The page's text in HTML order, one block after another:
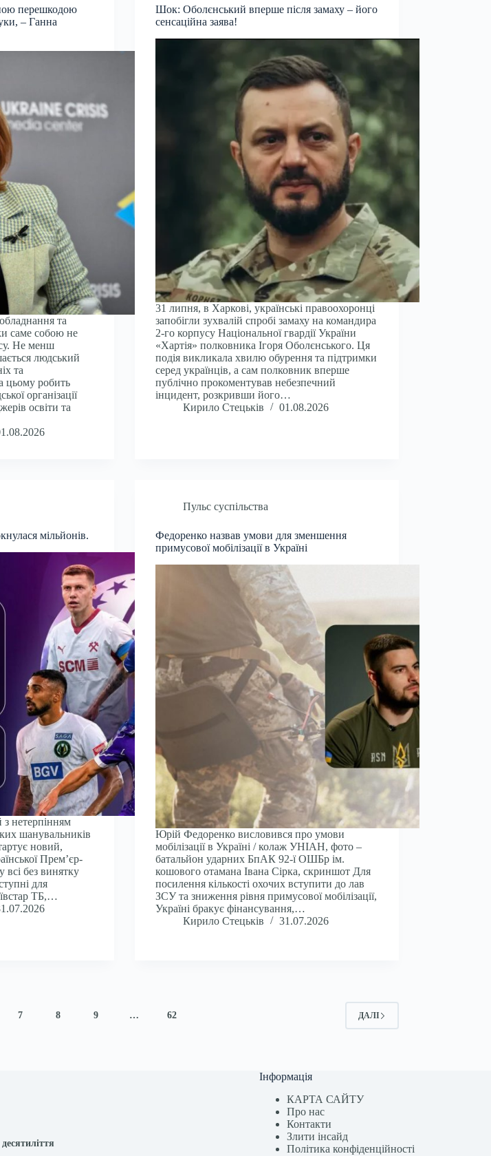
перешкодою
– Ганна
та
саме собою не
Не менш
людський
та
цьому робить
організації
освіти та
Шок: Оболєнський вперше після замаху – його
сенсаційна заява!
31 липня, в Харкові, українські правоохоронці
запобігли зухвалій спробі замаху на командира
2-го корпусу Національної гвардії України
«Хартія» полковника Ігоря Оболєнського. Ця
подія викликала хвилю обурення та підтримки
серед українців, а сам полковник вперше
публічно прокоментував небезпечний
інцидент, розкривши його…
Кирило Стецьків
01.08.2026
мільйонів.
нетерпінням
шанувальників
новий,
Прем’єр-
без винятку
для
ТБ,…
Пульс суспільства
Федоренко назвав умови для зменшення
примусової мобілізації в Україні
Юрій Федоренко висловився про умови
мобілізації в Україні / колаж УНІАН, фото –
батальйон ударних БпАК 92-ї ОШБр ім.
кошового отамана Івана Сірка, скриншот Для
посилення кількості охочих вступити до лав
ЗСУ та зниження рівня примусової мобілізації,
Україні бракує фінансування,…
Кирило Стецьків
31.07.2026
7 8 9 … 62 ДАЛІ
Інформація
КАРТА САЙТУ
Про нас
Контакти
Злити інсайд
Політика конфіденційності